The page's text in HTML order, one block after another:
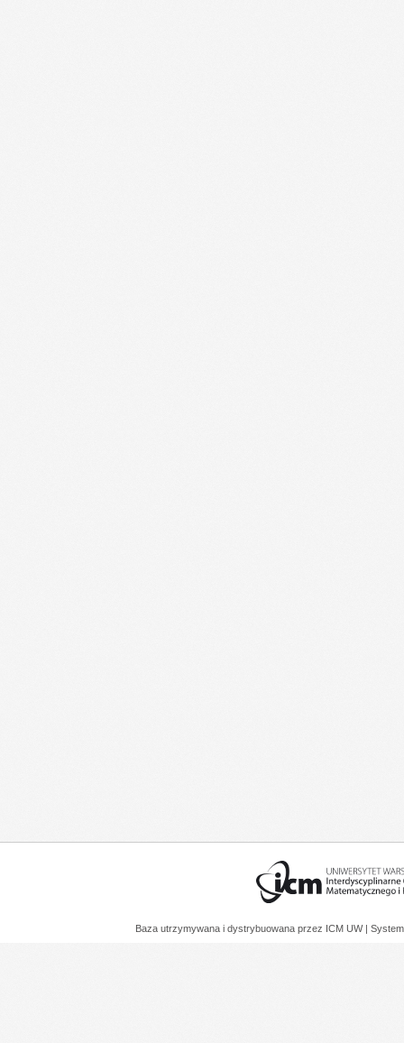
Baza utrzymywana i dystrybuowana przez ICM UW |